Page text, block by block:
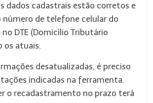
dados cadastrais estão corretos e
número de telefone celular do
DTE (Domicílio Tributário
os atuais.
desatualizadas, é preciso
indicadas na ferramenta.
o recadastramento no prazo terá